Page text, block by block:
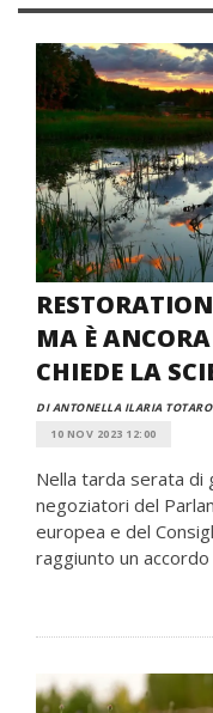
MA È
CHIEDE LA
DI ANTONELLA ILARIA TOTARO
10 NOV 2023 12:00
Nella tarda serata di
negoziatori del
europea e del
raggiunto un